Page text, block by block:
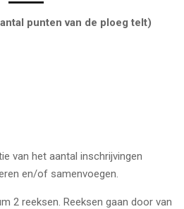
punten van de ploeg telt)
van het aantal inschrijvingen
en/of samenvoegen.
2 reeksen. Reeksen gaan door van